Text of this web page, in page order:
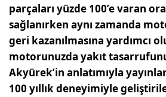
parçaları yüzde 100’e varan
sağlanırken aynı zamanda
geri kazanılmasına yardımcı
motorunuzda yakıt
Akyürek’in anlatımıyla
100 yıllık deneyimiyle